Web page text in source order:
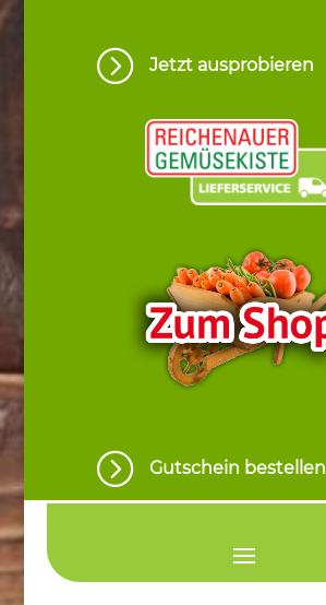
= Jetzt ausprobieren
= Gutschein bestellen